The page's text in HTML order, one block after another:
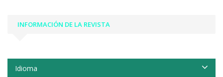
INFORMACIÓN DE LA REVISTA
Idioma